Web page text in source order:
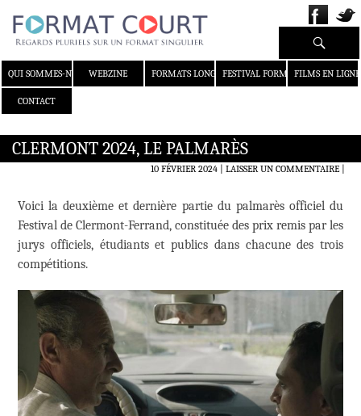
QUI SOMMES-NOUS ?WEBZINE FORMATS LONGS FESTIVAL FORMAT COURT
FILMS EN LIGNE
CONTACT
Recherche
CLERMONT 2024, LE PALMARÈS
10 FÉVRIER 2024 LAISSER UN COMMENTAIRE|
Voici la deuxième et dernière partie du palmarès officiel du
Festival de Clermont-Ferrand, constituée des prix remis par les
jurys officiels, étudiants et publics dans chacune des trois
compétitions.